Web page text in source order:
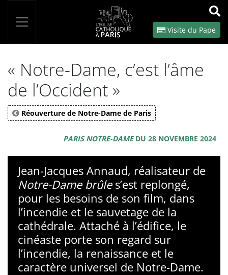
OK
Visite du Pape
« Notre-Dame, c’est l’âme
de l’Occident »
Réouverture de Notre-Dame de Paris
PARIS NOTRE-DAMEDU 28 NOVEMBRE 2024
Jean-Jacques Annaud, réalisateur de
Notre-Dame brûles’est replongé,
pour les besoins de son film, dans
l’incendie et le sauvetage de la
cathédrale. Attaché à l’édifice, le
cinéaste porte son regard sur
l’incendie, la renaissance et le
caractère universel de Notre-Dame.
Panneau de gestion des cookies